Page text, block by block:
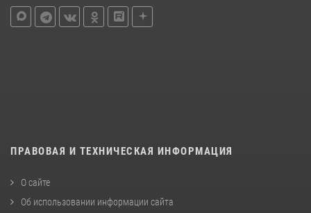
ПРАВОВАЯ И ТЕХНИЧЕСКАЯ ИНФОРМАЦИЯ
О сайте
Об использовании информации сайта